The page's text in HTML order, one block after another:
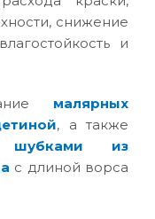
снижение
и
малярных
, а также
шубками из
с длиной ворса